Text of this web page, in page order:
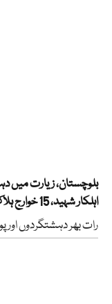
اہلکار شہید، 15 خوارج ہلاک
رات بھر دہشتگردوں اور